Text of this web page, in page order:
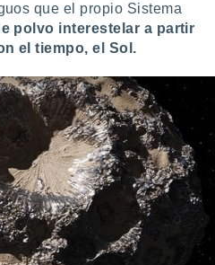
que el propio Sistema
polvo interestelar a partir
el tiempo, el Sol.